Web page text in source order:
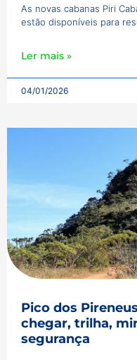
As novas cabanas Piri
estão disponíveis para
Ler mais »
04/01/2026
Pico dos
chegar, trilha,
segurança